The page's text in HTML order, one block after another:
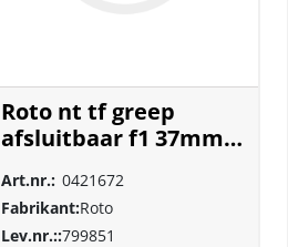
Roto nt tf greep
afsluitbaar f1 37mm
Art.nr.: 0421672
Fabrikant:Roto
Lev.nr.::799851